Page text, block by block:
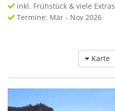
inkl. Frühstück & viele Extras
Termine: Mär - Nov 2026
Karte